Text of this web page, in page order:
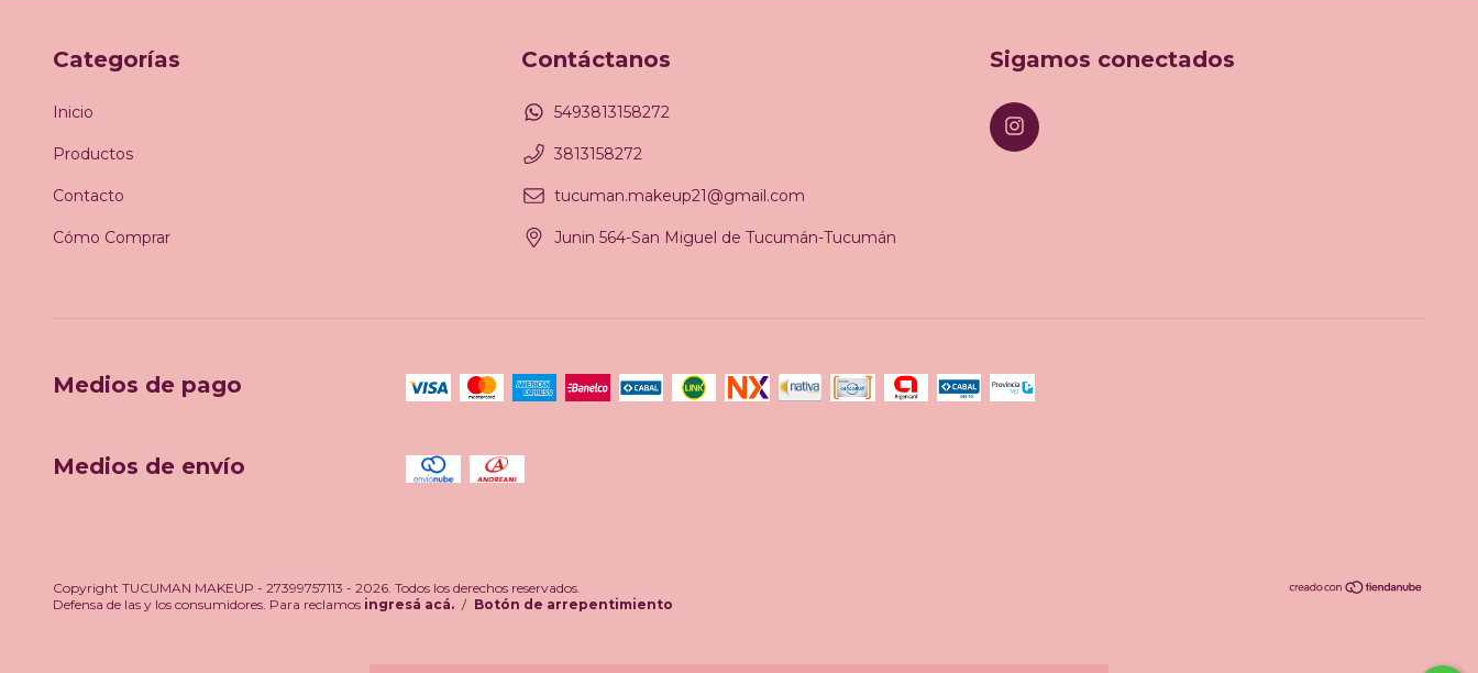
Categorías
Inicio
Productos
Contacto
Cómo Comprar
Contáctanos
5493813158272
3813158272
tucuman.makeup21@gmail.com
Junin 564-San Miguel de Tucumán-Tucumán
Sigamos conectados
Medios de pago
Medios de envío
Copyright TUCUMAN MAKEUP - 27399757113 - 2026. Todos los derechos reservados.
Defensa de las y los consumidores. Para reclamos ingresá acá. / Botón de arrepentimiento